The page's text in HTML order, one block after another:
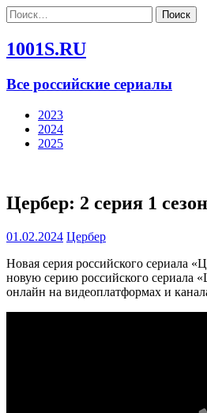
Найти:
1001S.RU
Все российские сериалы
2023
2024
2025
Цербер: 2 серия 1 сезон
01.02.2024 Цербер
Новая серия российского сериала
новую серию российского сериала
онлайн на видеоплатформах и